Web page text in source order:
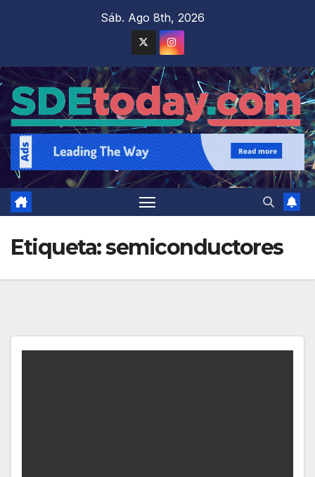
Sáb. Ago 8th, 2026
Etiqueta:semiconductores